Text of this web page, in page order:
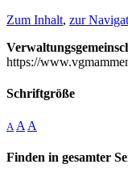
Zum Inhalt, zur
https://
Schriftgröße
A A A
Finden in gesamter